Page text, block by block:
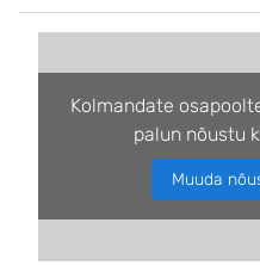
Kolmandate
palun nõustu
Muuda